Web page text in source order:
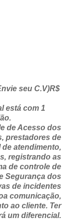
seu C.V)R$
está com 1
de Acesso dos
prestadores de
atendimento,
registrando as
de controle de
Segurança dos
de incidentes
comunicação,
ao cliente. Ter
um diferencial.